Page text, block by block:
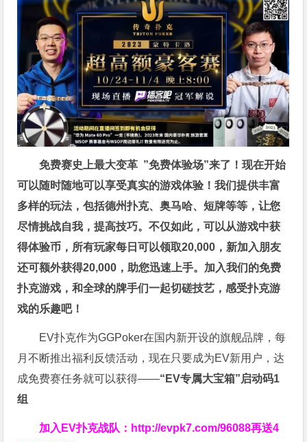
免费赛史上最大变革 ”免费体验场”来了！现在开始
可以随时随地可以享受真实的游戏体验！我们提供丰富
多样的玩法，包括德州扑克、奥马哈、短牌等等，让您
尽情挑战自我，提高技巧。不仅如此，可以从游戏中获
得体验币，所有玩家每日可以领取20,000，新加入朋友
还可额外获得20,000，助您迅速上手。 加入我们的免费
扑克游戏，和全球的牌手们一起切磋技艺，感受扑克游
戏的乐趣吧！
EV扑克作为GGPoker在国内新开设的旗舰品牌，每
月不断推出福利反馈活动，现在只要成为EV新用户，达
成免费赛任务就可以获得——“EV专属大宝箱”启动码1
组
加入EV扑克战队： http://evpk7.com/96088再送4